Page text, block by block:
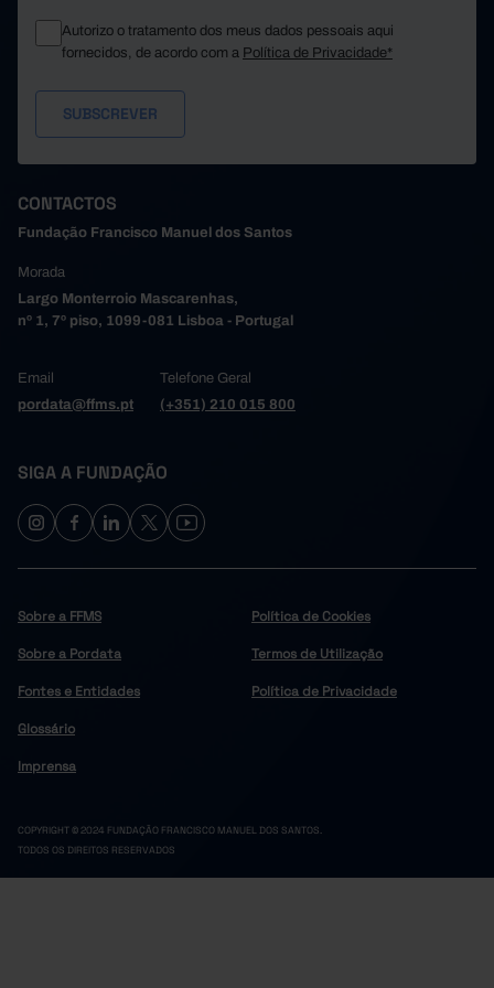
Autorizo o tratamento dos meus dados pessoais aqui
fornecidos, de acordo com a Política de Privacidade*
CONTACTOS
Fundação Francisco Manuel dos Santos
Morada
Largo Monterroio Mascarenhas,
nº 1, 7º piso, 1099-081 Lisboa - Portugal
Email
pordata@ffms.pt
Telefone Geral
(+351) 210 015 800
SIGA A FUNDAÇÃO
Sobre a FFMS
Sobre a Pordata
Fontes e Entidades
Glossário
Imprensa
Política de Cookies
Termos de Utilização
Política de Privacidade
COPYRIGHT © 2024 FUNDAÇÃO FRANCISCO MANUEL DOS SANTOS.
TODOS OS DIREITOS RESERVADOS